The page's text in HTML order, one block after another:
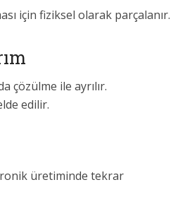
için fiziksel olarak parçalanır.
çözülme ile ayrılır.
edilir.
üretiminde tekrar